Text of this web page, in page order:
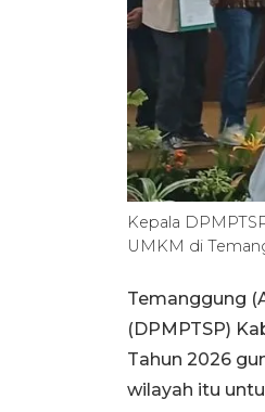
Kepala
UMKM di
Temanggung
(DPMPTSP)
Tahun 2026
wilayah itu